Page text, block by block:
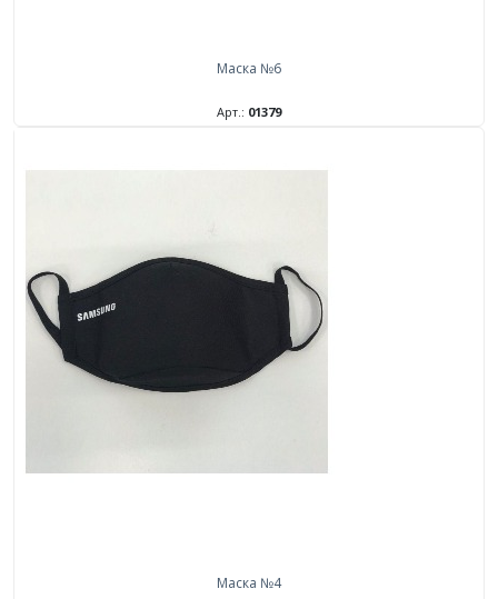
Маска №6
Арт.: 01379
Маска №4